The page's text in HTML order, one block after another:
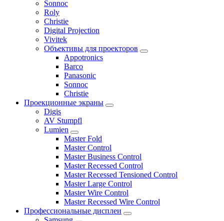
Sonnoc
Roly
Christie
Digital Projection
Vivitek
Объективы для проекторов
Appotronics
Barco
Panasonic
Sonnoc
Сhristie
Проекционные экраны
Digis
AV Stumpfl
Lumien
Master Fold
Master Control
Master Business Control
Master Recessed Control
Master Recessed Tensioned Control
Master Large Control
Master Wire Control
Master Recessed Wire Control
Профессиональные дисплеи